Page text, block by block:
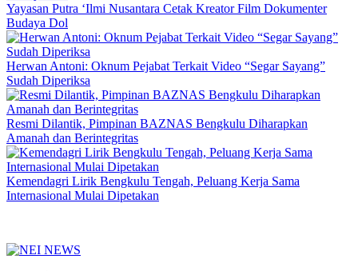
Yayasan Putra ‘Ilmi Nusantara Cetak Kreator Film Dokumenter
Budaya Dol
Herwan Antoni: Oknum Pejabat Terkait Video “Segar Sayang”
Sudah Diperiksa
Resmi Dilantik, Pimpinan BAZNAS Bengkulu Diharapkan
Amanah dan Berintegritas
Kemendagri Lirik Bengkulu Tengah, Peluang Kerja Sama
Internasional Mulai Dipetakan